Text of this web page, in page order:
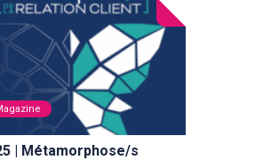
| Métamorphose/s